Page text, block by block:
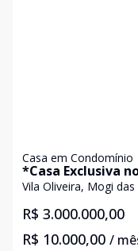
Casa em Condomínio
*Casa Exclusiva
Luxo, Conforto e
Vila Oliveira, Mogi das
R$ 3.000.000,00
R$ 10.000,00 /